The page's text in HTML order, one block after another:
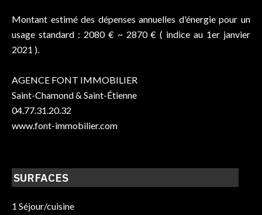
Montant estimé des dépenses annuelles d'énergie pour un
usage standard : 2080 € ~ 2870 € ( indice au 1er janvier
2021 ).
AGENCE FONT IMMOBILIER
Saint-Chamond & Saint-Étienne
04.77.31.20.32
www.font-immobilier.com
SURFACES
1 Séjour/cuisine